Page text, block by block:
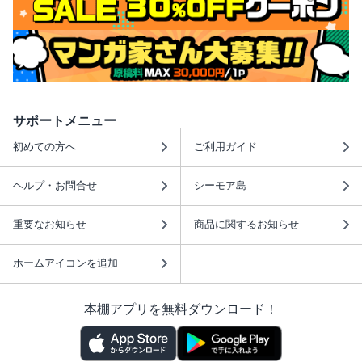
サポートメニュー
初めての方へ ご利用ガイド
ヘルプ・お問合せ シーモア島
重要なお知らせ 商品に関するお知らせ
ホームアイコンを追加
本棚アプリを無料ダウンロード！